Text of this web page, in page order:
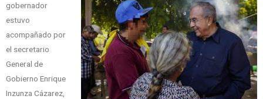
gobernador
estuvo
acompañado por
el secretario
General de
Gobierno Enrique
Inzunza Cázarez,